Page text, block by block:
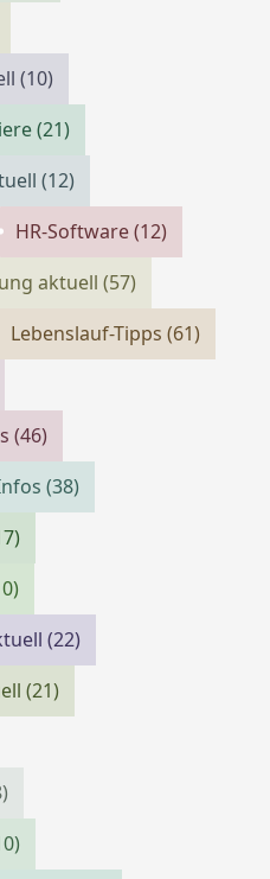
(10)
(21)
(12)
HR-Software(12)
aktuell(57)
Lebenslauf-Tipps(61)
(46)
(38)
(22)
(21)